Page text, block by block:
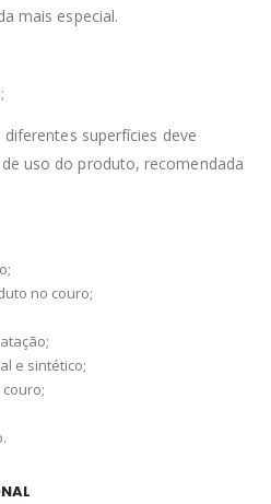
mais especial.
superfícies deve
uso do produto, recomendada
no couro;
e sintético;